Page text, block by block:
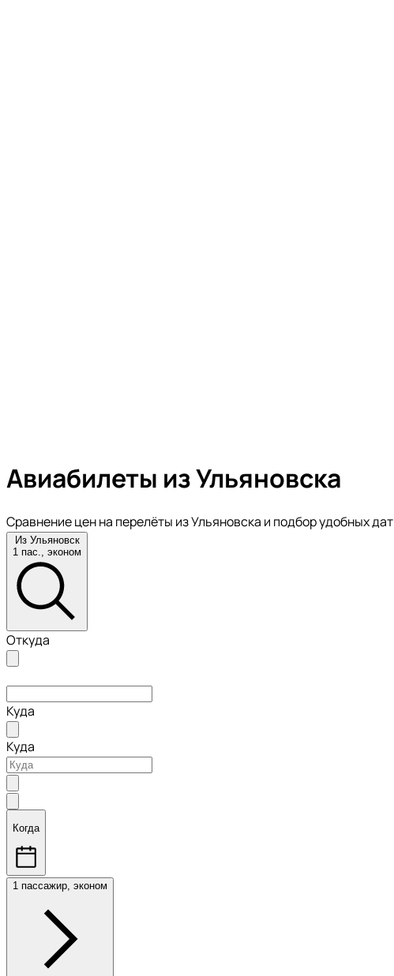
Авиабилеты из Ульяновска
Сравнение цен на перелёты из Ульяновска и подбор удобных дат
Из Ульяновск
1 пас., эконом
Откуда
Куда
Куда
Когда
1 пассажир, эконом